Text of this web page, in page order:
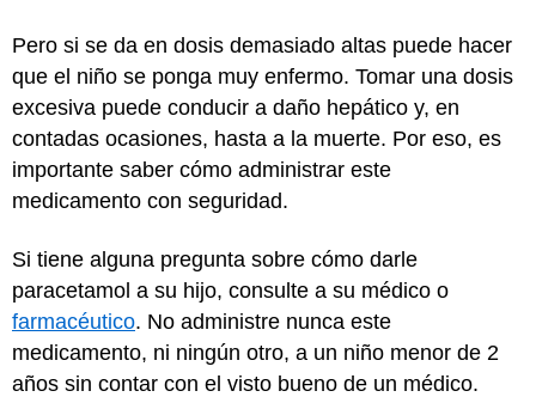
Pero si se da en dosis demasiado altas puede hacer
que el niño se ponga muy enfermo. Tomar una dosis
excesiva puede conducir a daño hepático y, en
contadas ocasiones, hasta a la muerte. Por eso, es
importante saber cómo administrar este
medicamento con seguridad.
Si tiene alguna pregunta sobre cómo darle
paracetamol a su hijo, consulte a su médico o
farmacéutico. No administre nunca este
medicamento, ni ningún otro, a un niño menor de 2
años sin contar con el visto bueno de un médico.